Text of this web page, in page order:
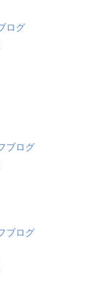
ログ
ブログ
ブログ